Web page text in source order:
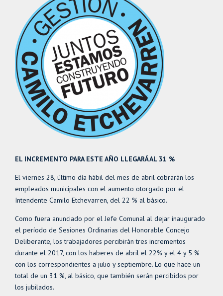
EL INCREMENTO PARA ESTE AÑO LLEGARÁ AL 31 %
El viernes 28, último día hábil del mes de abril cobrarán los
empleados municipales con el aumento otorgado por el
Intendente Camilo Etchevarren, del 22 % al básico.
Como fuera anunciado por el Jefe Comunal al dejar inaugurado
el período de Sesiones Ordinarias del Honorable Concejo
Deliberante, los trabajadores percibirán tres incrementos
durante el 2017, con los haberes de abril el 22% y el 4 y 5 %
con los correspondientes a julio y septiembre. Lo que hace un
total de un 31 %, al básico, que también serán percibidos por
los jubilados.